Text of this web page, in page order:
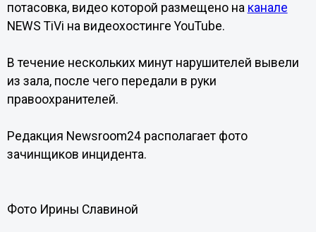
потасовка, видео которой размещено на канале
NEWS TiVi на видеохостинге YouTube.
В течение нескольких минут нарушителей вывели
из зала, после чего передали в руки
правоохранителей.
Редакция Newsroom24 располагает фото
зачинщиков инцидента.
Фото Ирины Славиной